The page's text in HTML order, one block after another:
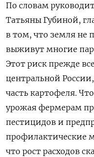
По словам
Татьяны Губиной,
в том, что земля не
выживут многие
Этот риск прежде
центральной
часть картофеля.
урожая фермерам
пестицидов и
профилактические
что рост расходов